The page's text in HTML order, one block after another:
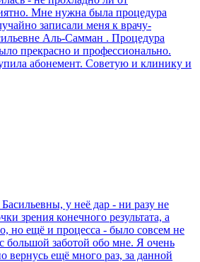
Мне нужна была процедура
записали меня к врачу-
Аль-Самман . Процедура
прекрасно и профессионально.
абонемент. Советую и клинику и
у неё дар - ни разу не
зрения конечного результата, а
но ещё и процесса - было совсем не
большой заботой обо мне. Я очень
вернусь ещё много раз, за данной